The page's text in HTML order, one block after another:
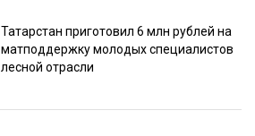
Татарстан приготовил 6 млн рублей на
матподдержку молодых специалистов
лесной отрасли